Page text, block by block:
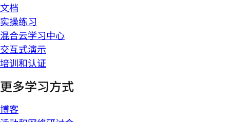
文档
实操练习
混合云学习中心
交互式演示
培训和认证
更多学习方式
博客